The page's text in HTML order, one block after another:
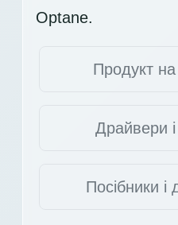
Optane.
Продукт на
Драйвери
Посібники і